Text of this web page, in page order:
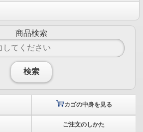
商品検索
検索
カゴの中身を見る
ご注文のしかた